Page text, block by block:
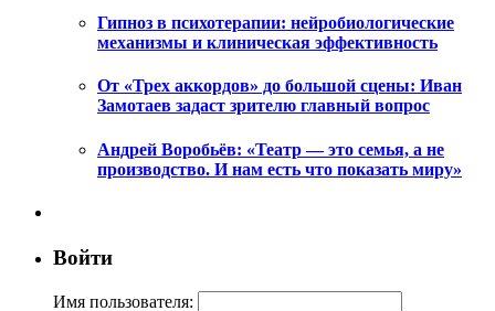
Гипноз в психотерапии: нейробиологические
механизмы и клиническая эффективность
От «Трех аккордов» до большой сцены: Иван
Замотаев задаст зрителю главный вопрос
Андрей Воробьёв: «Театр — это семья, а не
производство. И нам есть что показать миру»
Войти
Имя пользователя: